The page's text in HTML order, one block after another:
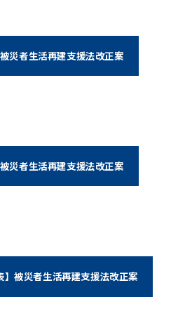
被災者生活再建支援法改正案
（新しいタブで開く）
被災者生活再建支援法改正案
（新しいタブで開く）
】被災者生活再建支援法改正案
（新しいタブで開く）